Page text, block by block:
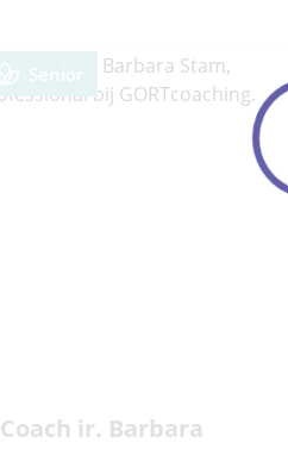
Senior
Coach ir. Barbara